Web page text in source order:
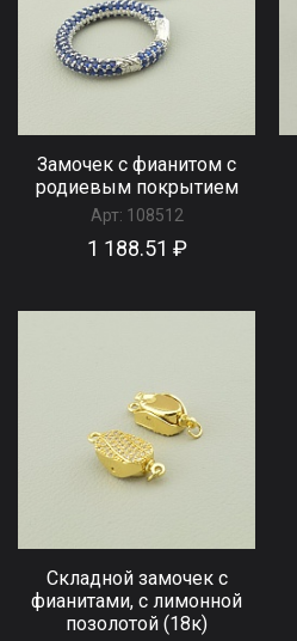
Замочек с фианитом с
родиевым покрытием
Арт: 108512
1 188.51 ₽
Складной замочек с
фианитами, с лимонной
позолотой (18к)